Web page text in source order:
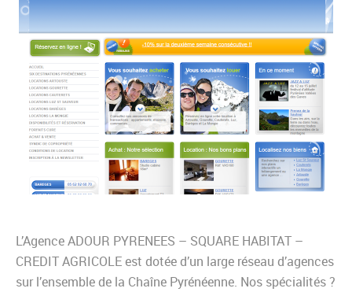
L’Agence ADOUR PYRENEES – SQUARE HABITAT –
CREDIT AGRICOLE est dotée d’un large réseau d’agences
sur l’ensemble de la Chaîne Pyrénéenne. Nos spécialités ?